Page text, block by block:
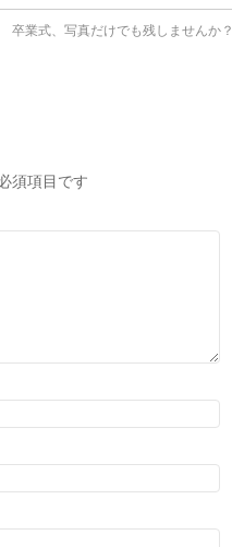
卒業式、写真だけでも残しませんか？
須項目です